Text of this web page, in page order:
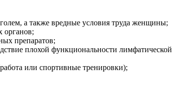
а также вредные условия труда женщины;
органов;
препаратов;
плохой функциональности
или спортивные тренировки);